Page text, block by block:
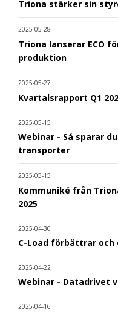
Triona stärker sin
2025-05-28
Triona lanserar ECO
produktion
2025-05-27
Kvartalsrapport Q1
2025-05-15
Webinar - Så sparar
transporter
2025-05-15
Kommuniké från
2025
2025-04-30
C-Load förbättrar
2025-04-22
Webinar - Datadrivet
2025-04-16